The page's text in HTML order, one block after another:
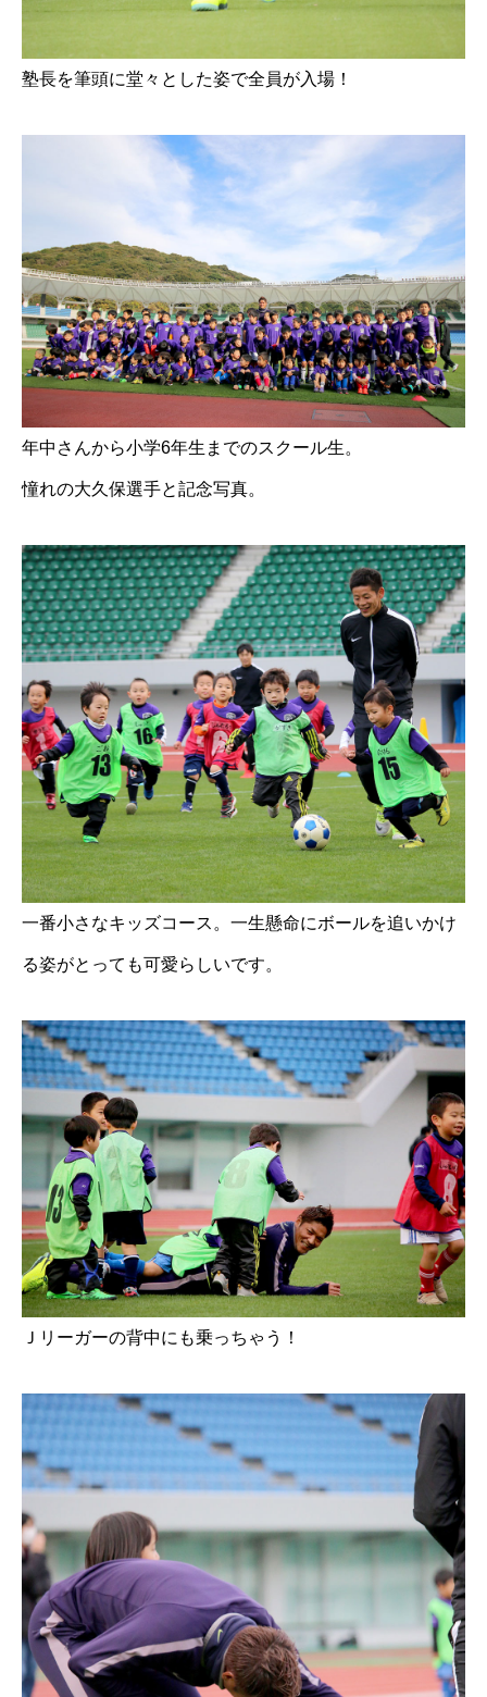
塾長を筆頭に堂々とした姿で全員が入場！
年中さんから小学6年生までのスクール生。
憧れの大久保選手と記念写真。
一番小さなキッズコース。一生懸命にボールを追いかけ
る姿がとっても可愛らしいです。
Ｊリーガーの背中にも乗っちゃう！